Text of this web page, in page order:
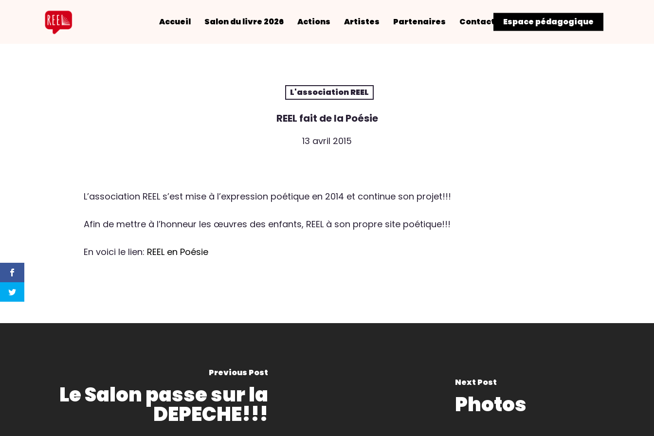
Accueil Salon du livre 2026 Actions Artistes Partenaires Contact Espace pédagogique
L'association REEL
REEL fait de la Poésie
13 avril 2015
L’association REEL s’est mise à l’expression poétique en 2014 et continue son projet!!!
Afin de mettre à l’honneur les œuvres des enfants, REEL à son propre site poétique!!!
En voici le lien: REEL en Poésie
Previous Post
Le Salon passe sur la
DEPECHE!!!
Next Post
Photos